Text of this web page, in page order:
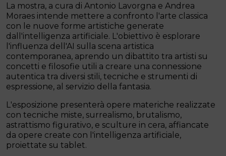
La mostra, a cura di Antonio Lavorgna e Andrea
Moraes intende mettere a confronto l'arte classica
con le nuove forme artistiche generate
dall'intelligenza artificiale. L'obiettivo è esplorare
l'influenza dell'AI sulla scena artistica
contemporanea, aprendo un dibattito tra artisti su
concetti e filosofie utili a creare una connessione
autentica tra diversi stili, tecniche e strumenti di
espressione, al servizio della fantasia.
L'esposizione presenterà opere materiche realizzate
con tecniche miste, surrealismo, brutalismo,
astrattismo figurativo, e sculture in cera, affiancate
da opere create con l'intelligenza artificiale,
proiettate su tablet.